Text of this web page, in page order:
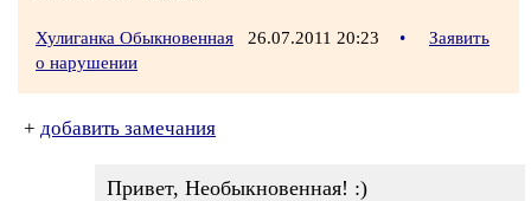
Хулиганка Обыкновенная 26.07.2011 20:23 •
Заявить
о нарушении
+ добавить замечания
Привет, Необыкновенная! :)